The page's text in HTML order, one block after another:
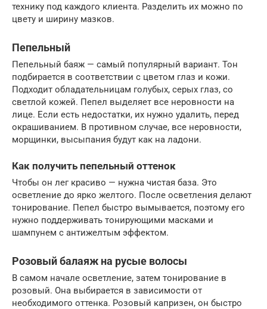
технику под каждого клиента. Разделить их можно по
цвету и ширину мазков.
Пепельный
Пепельный баяж — самый популярный вариант. Тон
подбирается в соответствии с цветом глаз и кожи.
Подходит обладательницам голубых, серых глаз, со
светлой кожей. Пепел выделяет все неровности на
лице. Если есть недостатки, их нужно удалить, перед
окрашиванием. В противном случае, все неровности,
морщинки, высыпания будут как на ладони.
Как получить пепельный оттенок
Чтобы он лег красиво — нужна чистая база. Это
осветление до ярко желтого. После осветления делают
тонирование. Пепел быстро вымывается, поэтому его
нужно поддерживать тонирующими масками и
шампунем с антижелтым эффектом.
Розовый балаяж на русые волосы
В самом начале осветление, затем тонирование в
розовый. Она выбирается в зависимости от
необходимого оттенка. Розовый капризен, он быстро